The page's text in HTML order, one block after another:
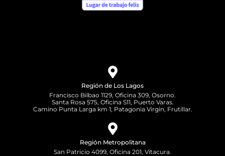
Región de Los Lagos
Francisco Bilbao 1129, Oficina 309, Osorno.
Santa Rosa 575, Oficina S11, Puerto Varas.
Camino Punta Larga km 1, Patagonia Virgin, Frutillar.
Región Metropolitana
San Patricio 4099, Oficina 201, Vitacura.